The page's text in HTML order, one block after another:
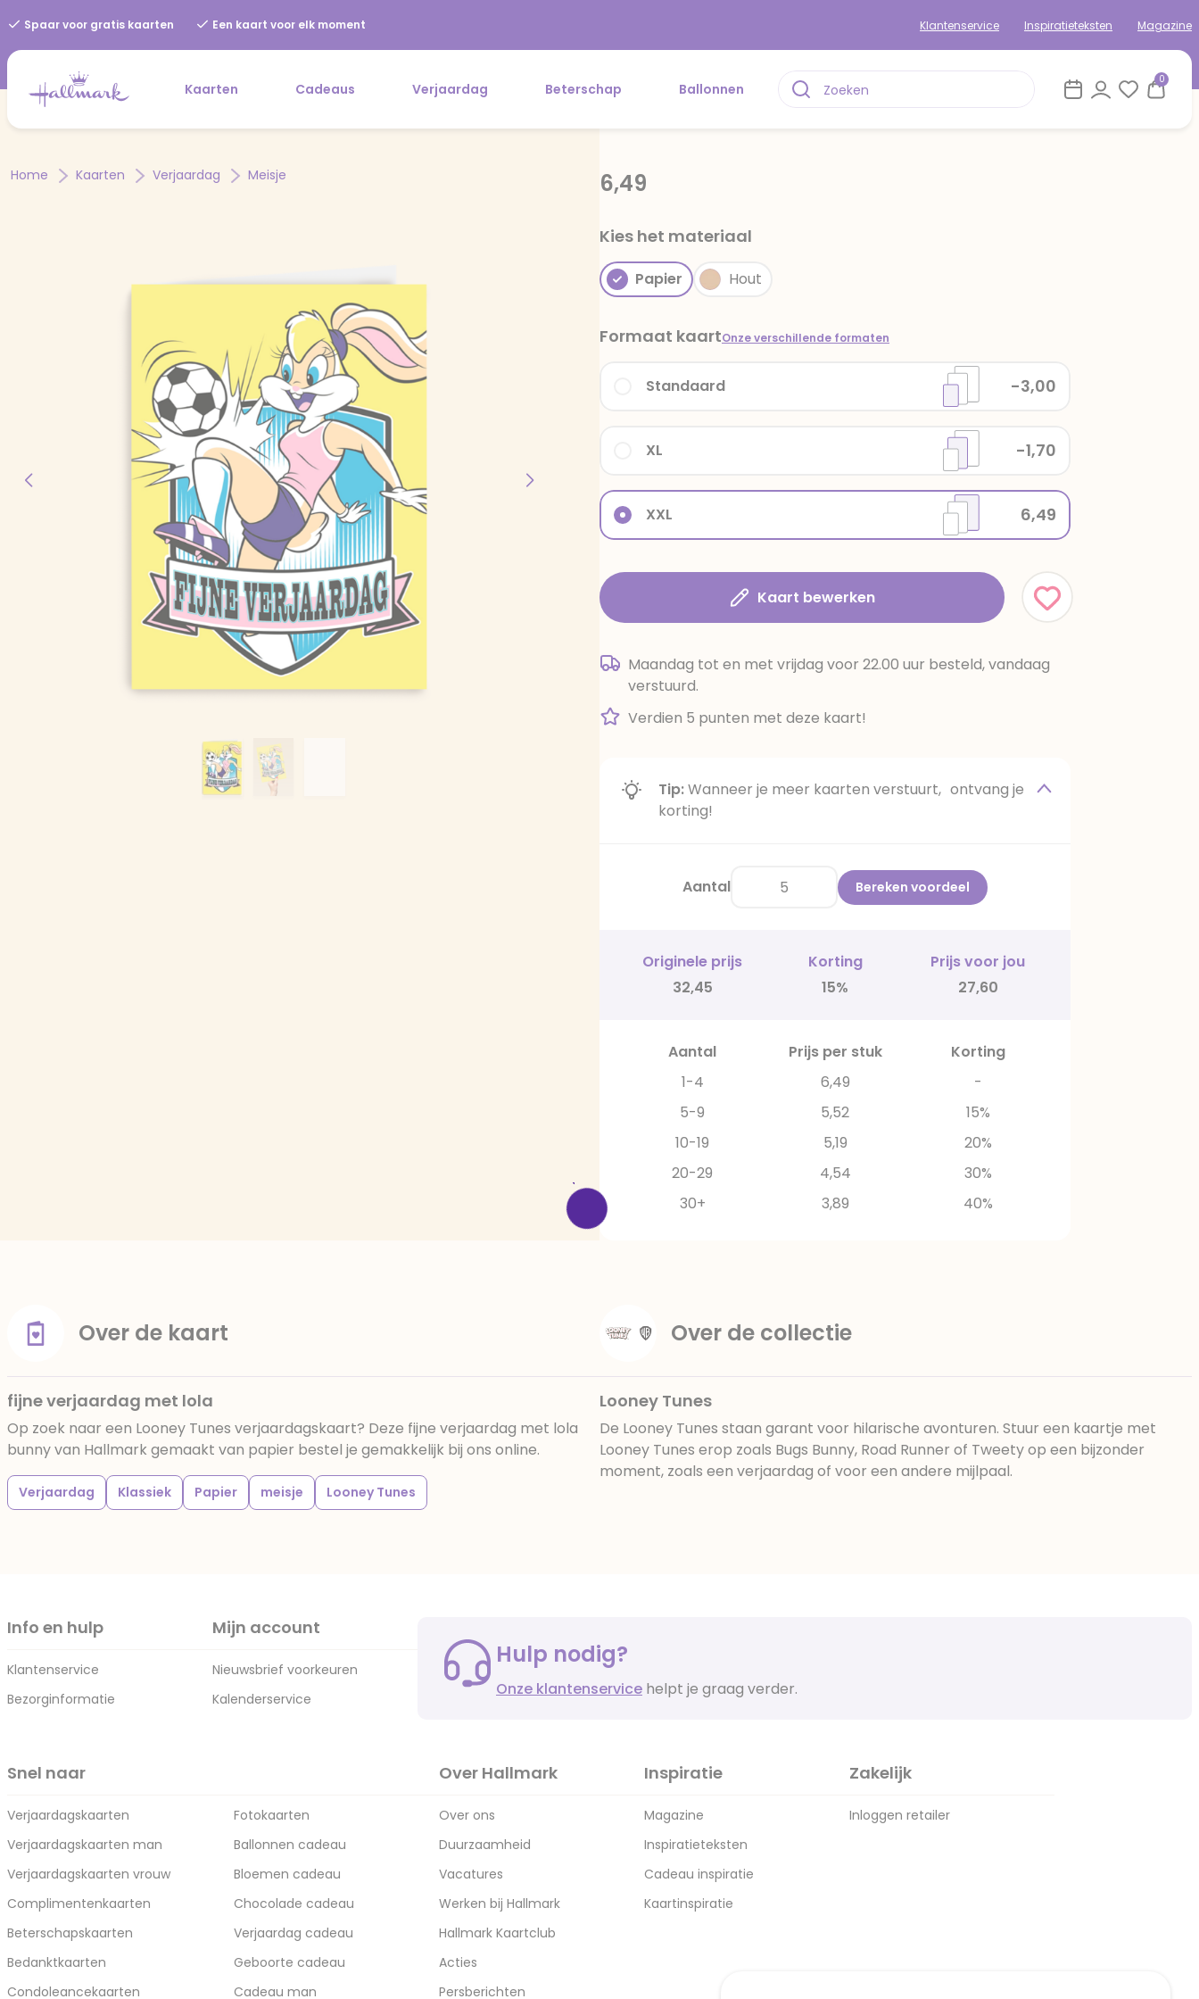
Spaar voor gratis kaarten Een kaart voor elk moment Klantenservice Inspiratieteksten Magazine
Kaarten Cadeaus Verjaardag Beterschap Ballonnen
0
Home Kaarten Verjaardag Meisje 6,49
Kies het materiaal
Papier Hout
Formaat kaartOnze verschillende formaten
XXL 6,49
XL -1,70
Standaard -3,00
Kaart bewerken
Maandag tot en met vrijdag voor 22.00 uur besteld, vandaag
verstuurd.
Verdien 5 punten met deze kaart!
Tip:Wanneer je meer kaarten verstuurt, ontvang je
korting!
Aantal Bereken voordeel
Originele prijs Korting
Prijs voor jou
32,45
15% 27,60
Aantal Prijs per stuk
Korting
1-4
6,49
-
5-9
5,52
15%
10-19
5,19
20%
20-29
4,54
30%
30+
3,89 40%
Over de kaart
fijne verjaardag met lola
Op zoek naar een Looney Tunes verjaardagskaart? Deze fijne verjaardag met lola
bunny van Hallmark gemaakt van papier bestel je gemakkelijk bij ons online.
Verjaardag Klassiek Papier meisje Looney Tunes
Over de collectie
Looney Tunes
De Looney Tunes staan garant voor hilarische avonturen. Stuur een kaartje met
Looney Tunes erop zoals Bugs Bunny, Road Runner of Tweety op een bijzonder
moment, zoals een verjaardag of voor een andere mijlpaal.
Info en hulp
Klantenservice
Bezorginformatie
Mijn account
Nieuwsbrief voorkeuren
Kalenderservice
Hulp nodig?
Onze klantenservice helpt je graag verder.
Snel naar
Verjaardagskaarten
Verjaardagskaarten man
Verjaardagskaarten vrouw
Complimentenkaarten
Beterschapskaarten
Bedanktkaarten
Condoleancekaarten
Fotokaarten
Ballonnen cadeau
Bloemen cadeau
Chocolade cadeau
Verjaardag cadeau
Geboorte cadeau
Cadeau man
Over Hallmark
Over ons
Duurzaamheid
Vacatures
Werken bij Hallmark
Hallmark Kaartclub
Acties
Persberichten
Inspiratie
Magazine
Inspiratieteksten
Cadeau inspiratie
Kaartinspiratie
Zakelijk
Inloggen retailer